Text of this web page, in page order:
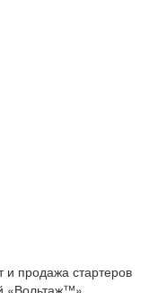
продажа стартеров